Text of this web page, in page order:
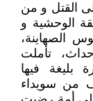
القتل و من
الوحشية و
الصهاينة،
تأملت
بليغة فيها
من سويداء